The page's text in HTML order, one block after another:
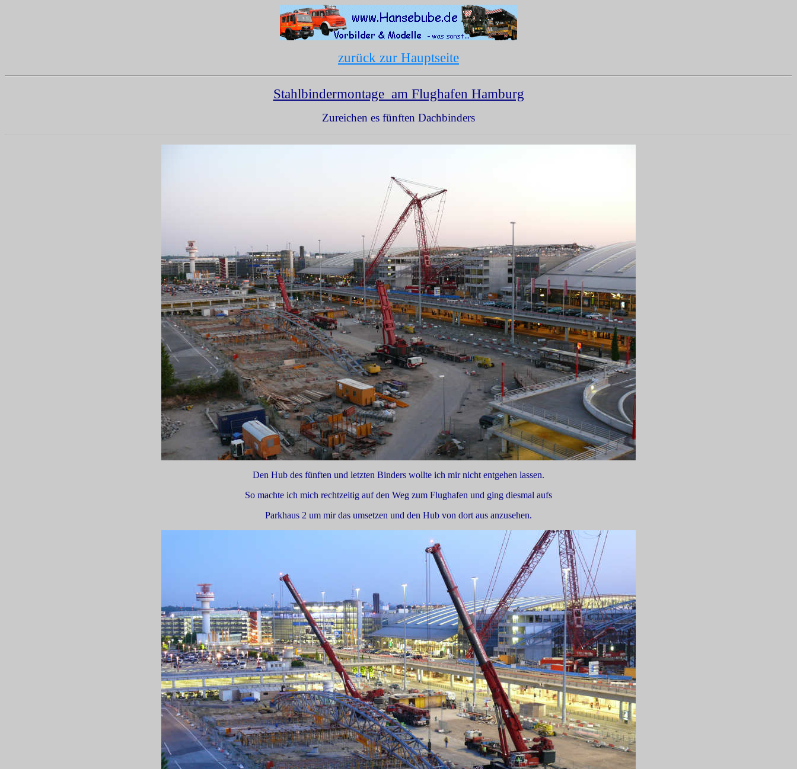
zurück zur Hauptseite
Stahlbindermontage am Flughafen Hamburg
Zureichen es fünften Dachbinders
Den Hub des fünften und letzten Binders wollte ich mir nicht entgehen lassen.
So machte ich mich rechtzeitig auf den Weg zum Flughafen und ging diesmal aufs
Parkhaus 2 um mir das umsetzen und den Hub von dort aus anzusehen.